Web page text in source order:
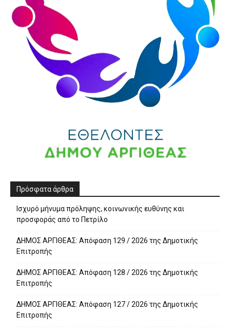
Πρόσφατα άρθρα
Ισχυρό μήνυμα πρόληψης, κοινωνικής ευθύνης και
προσφοράς από το Πετρίλο
ΔΗΜΟΣ ΑΡΓΙΘΕΑΣ: Απόφαση 129 / 2026 της Δημοτικής
Επιτροπής
ΔΗΜΟΣ ΑΡΓΙΘΕΑΣ: Απόφαση 128 / 2026 της Δημοτικής
Επιτροπής
ΔΗΜΟΣ ΑΡΓΙΘΕΑΣ: Απόφαση 127 / 2026 της Δημοτικής
Επιτροπής